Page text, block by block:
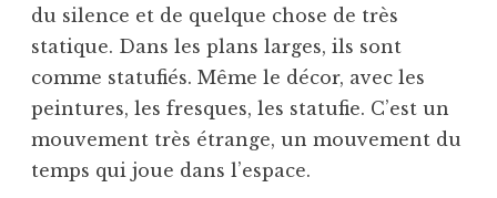
du silence et de quelque chose de très
statique. Dans les plans larges, ils sont
comme statufiés. Même le décor, avec les
peintures, les fresques, les statufie. C’est un
mouvement très étrange, un mouvement du
temps qui joue dans l’espace.